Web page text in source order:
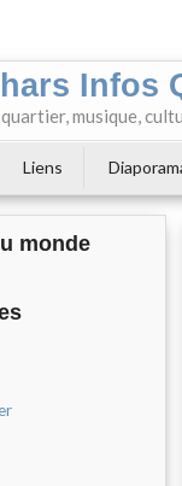
Infos
musique,
Liens
monde